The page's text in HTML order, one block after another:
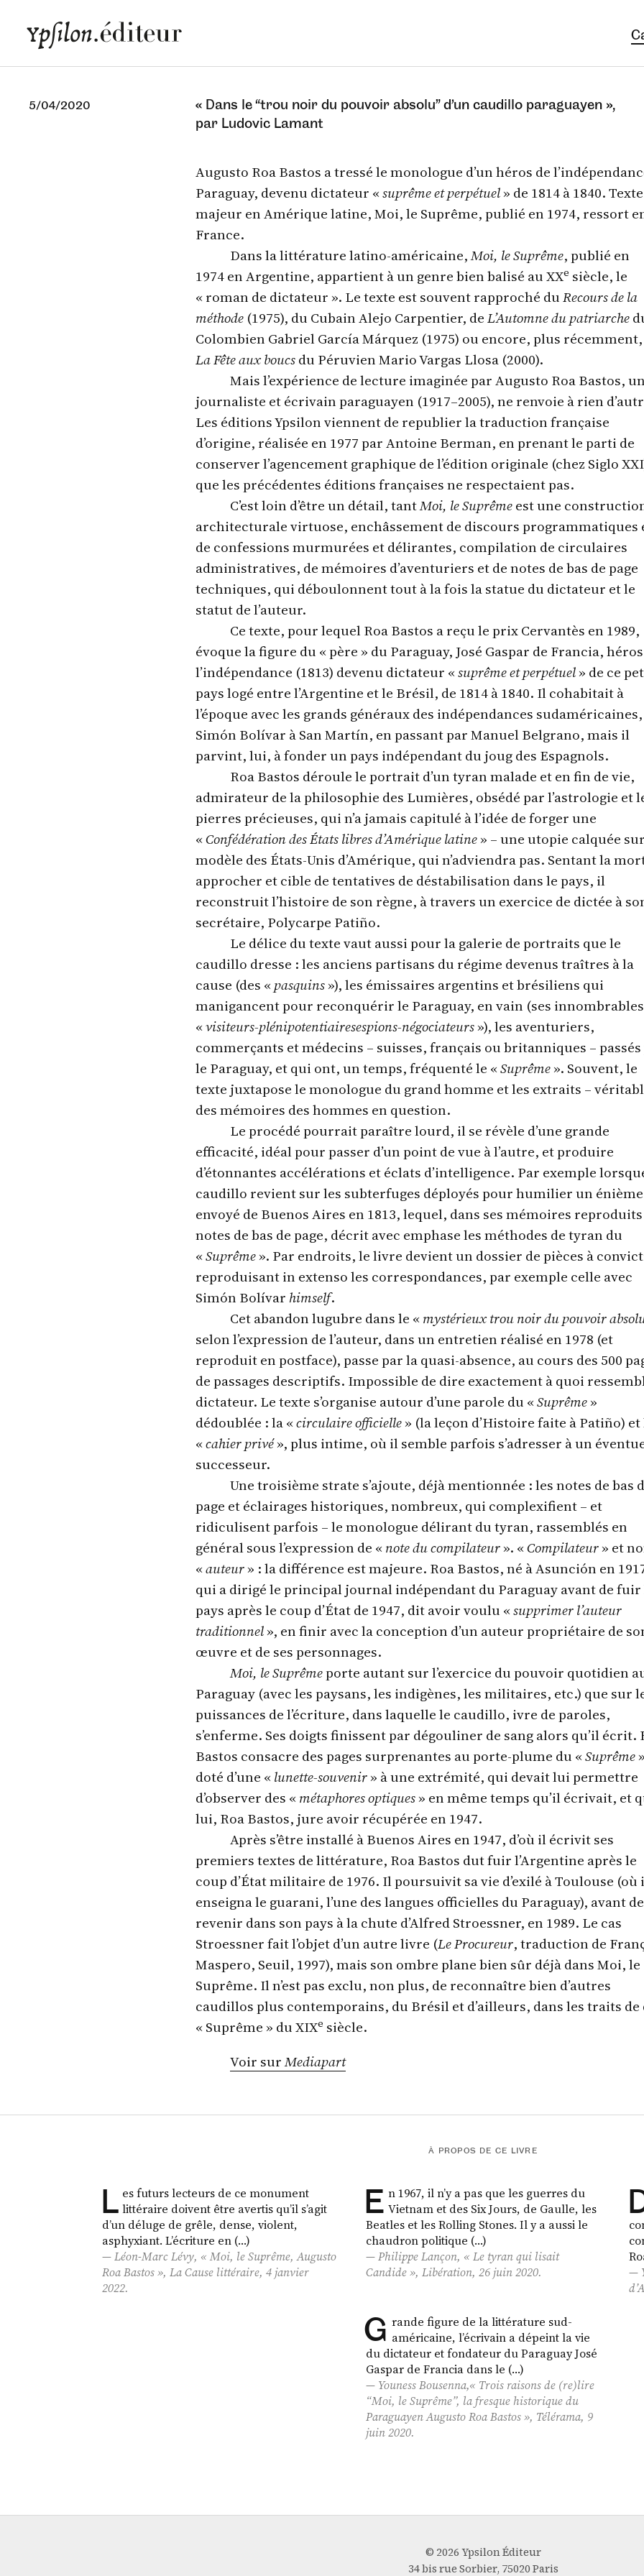
5/04/2020
« Dans le “trou noir du pouvoir absolu” d’un caudillo paraguayen »,
par Ludovic Lamant
Augusto Roa Bastos a tressé le monologue d’un héros de
Paraguay, devenu dictateur «suprême et perpétuel» de 1814 à 1840. Texte
majeur en Amérique latine, Moi, le Suprême, publié en 1974, ressort
France.
Dans la littérature latino-américaine,Moi, le Suprême, publié en
1974 en Argentine, appartient à un genre bien balisé au XXe siècle, le
« roman de dictateur ». Le texte est souvent rapproché duRecours de la
méthode (1975), du Cubain Alejo Carpentier, deL’Automne du patriarche
Colombien Gabriel García Márquez (1975) ou encore, plus récemment,
La Fête aux boucsdu Péruvien Mario Vargas Llosa (2000).
Mais l’expérience de lecture imaginée par Augusto Roa Bastos, un
journaliste et écrivain paraguayen (1917–2005), ne renvoie à rien
Les éditions Ypsilon viennent de republier la traduction française
d’origine, réalisée en 1977 par Antoine Berman, en prenant le parti de
conserver l’agencement graphique de l’édition originale (chez Siglo
que les précédentes éditions françaises ne respectaient pas.
C’est loin d’être un détail, tantMoi, le Suprêmeest une
architecturale virtuose, enchâssement de discours programmatiques
de confessions murmurées et délirantes, compilation de circulaires
administratives, de mémoires d’aventuriers et de notes de bas de page
techniques, qui déboulonnent tout à la fois la statue du dictateur et le
statut de l’auteur.
Ce texte, pour lequel Roa Bastos a reçu le prix Cervantès en 1989,
évoque la figure du « père » du Paraguay, José Gaspar de Francia,
l’indépendance (1813) devenu dictateur «suprême et perpétuel» de ce
pays logé entre l’Argentine et le Brésil, de 1814 à 1840. Il cohabitait à
l’époque avec les grands généraux des indépendances
Simón Bolívar à San Martín, en passant par Manuel Belgrano, mais il
parvint, lui, à fonder un pays indépendant du joug des Espagnols.
Roa Bastos déroule le portrait d’un tyran malade et en fin de vie,
admirateur de la philosophie des Lumières, obsédé par l’astrologie et
pierres précieuses, qui n’a jamais capitulé à l’idée de forger une
«Confédération des États libres d’Amérique latine» – une utopie calquée
modèle des États-Unis d’Amérique, qui n’adviendra pas. Sentant la
approcher et cible de tentatives de déstabilisation dans le pays, il
reconstruit l’histoire de son règne, à travers un exercice de dictée à
secrétaire, Polycarpe Patiño.
Le délice du texte vaut aussi pour la galerie de portraits que le
caudillo dresse : les anciens partisans du régime devenus traîtres à la
cause (des «pasquins»), les émissaires argentins et brésiliens qui
manigancent pour reconquérir le Paraguay, en vain (ses innombrables
«visiteurs-plénipotentiairesespions-négociateurs»), les aventuriers,
commerçants et médecins – suisses, français ou britanniques –
le Paraguay, et qui ont, un temps, fréquenté le «Suprême». Souvent, le
texte juxtapose le monologue du grand homme et les extraits –
des mémoires des hommes en question.
Le procédé pourrait paraître lourd, il se révèle d’une grande
efficacité, idéal pour passer d’un point de vue à l’autre, et produire
d’étonnantes accélérations et éclats d’intelligence. Par exemple
caudillo revient sur les subterfuges déployés pour humilier un énième
envoyé de Buenos Aires en 1813, lequel, dans ses mémoires
notes de bas de page, décrit avec emphase les méthodes de tyran du
«Suprême». Par endroits, le livre devient un dossier de pièces à
reproduisant in extenso les correspondances, par exemple celle avec
Simón Bolívar himself.
Cet abandon lugubre dans le «mystérieux trou noir du pouvoir
selon l’expression de l’auteur, dans un entretien réalisé en 1978 (et
reproduit en postface), passe par la quasi-absence, au cours des 500
de passages descriptifs. Impossible de dire exactement à quoi
dictateur. Le texte s’organise autour d’une parole du «Suprême»
dédoublée : la «circulaire officielle» (la leçon d’Histoire faite à Patiño) et
«cahier privé», plus intime, où il semble parfois s’adresser à un
successeur.
Une troisième strate s’ajoute, déjà mentionnée : les notes de bas
page et éclairages historiques, nombreux, qui complexifient – et
ridiculisent parfois – le monologue délirant du tyran, rassemblés en
général sous l’expression de «note du compilateur». «Compilateur» et
«auteur» : la différence est majeure. Roa Bastos, né à Asunción en
qui a dirigé le principal journal indépendant du Paraguay avant de fuir
pays après le coup d’État de 1947, dit avoir voulu «supprimer l’auteur
traditionnel», en finir avec la conception d’un auteur propriétaire de
œuvre et de ses personnages.
Moi, le Suprêmeporte autant sur l’exercice du pouvoir quotidien
Paraguay (avec les paysans, les indigènes, les militaires, etc.) que sur
puissances de l’écriture, dans laquelle le caudillo, ivre de paroles,
s’enferme. Ses doigts finissent par dégouliner de sang alors qu’il écrit.
Bastos consacre des pages surprenantes au porte-plume du «Suprême
doté d’une «lunette-souvenir» à une extrémité, qui devait lui permettre
d’observer des «métaphores optiques» en même temps qu’il écrivait, et
lui, Roa Bastos, jure avoir récupérée en 1947.
Après s’être installé à Buenos Aires en 1947, d’où il écrivit ses
premiers textes de littérature, Roa Bastos dut fuir l’Argentine après le
coup d’État militaire de 1976. Il poursuivit sa vie d’exilé à Toulouse (où
enseigna le guarani, l’une des langues officielles du Paraguay), avant de
revenir dans son pays à la chute d’Alfred Stroessner, en 1989. Le cas
Stroessner fait l’objet d’un autre livre (Le Procureur, traduction de
Maspero, Seuil, 1997), mais son ombre plane bien sûr déjà dans Moi, le
Suprême. Il n’est pas exclu, non plus, de reconnaître bien d’autres
caudillos plus contemporains, du Brésil et d’ailleurs, dans les traits de
« Suprême » du XIXe siècle.
Voir surMediapart
À PROPOS DE CE LIVRE
L es futurs lecteurs de ce monument
littéraire doivent être avertis qu’il s’agit
d’un déluge de grêle, dense, violent,
asphyxiant. L’écriture en (…)
Léon-Marc Lévy, «Moi, le Suprême, Augusto
Roa Bastos », La Cause littéraire, 4 janvier
2022.
E n 1967, il n’y a pas que les guerres du
Vietnam et des Six Jours, de Gaulle, les
Beatles et les Rolling Stones. Il y a aussi le
chaudron politique (…)
Philippe Lançon, « Le tyran qui lisait
Candide», Libération, 26 juin 2020.
G rande figure de la littérature sud-
américaine, l’écrivain a dépeint la vie
du dictateur et fondateur du Paraguay José
Gaspar de Francia dans le (…)
Youness Bousenna,« Trois raisons de (re)lire
“Moi, le Suprême”, la fresque historique du
Paraguayen Augusto Roa Bastos », Télérama, 9
juin 2020.
© 2026 Ypsilon Éditeur
34 bis rue Sorbier, 75020 Paris